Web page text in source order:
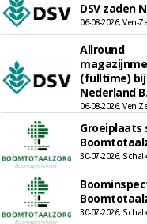
DSV zaden
06-08-2026, Ven-
Allround
(fulltime) bij
Nederland
06-08-2026, Ven
Groeiplaats
30-07-2026,
30-07-2026,